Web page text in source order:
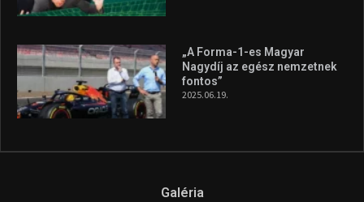
„A Forma-1-es Magyar
Nagydíj az egész nemzetnek
fontos”
2025.06.19.
Galéria